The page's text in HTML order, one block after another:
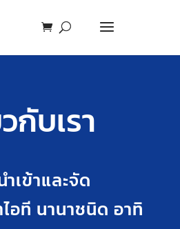
กับเรา
ข้าและจัด
อที นานาชนิด อาทิ